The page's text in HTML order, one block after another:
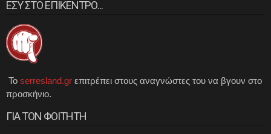
ΕΣΥ ΣΤΟ ΕΠΙΚΕΝΤΡΟ...
Το serresland.gr επιτρέπει στους αναγνώστες του να βγουν στο
προσκήνιο.
ΓΙΑ ΤΟΝ ΦΟΙΤΗΤΗ